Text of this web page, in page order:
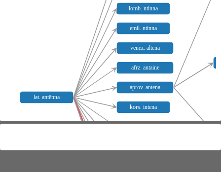
lat. antēnna
lomb. ntinna
emil. ntinna
venez. altena
afrz. antaine
aprov. antena
kors. intena